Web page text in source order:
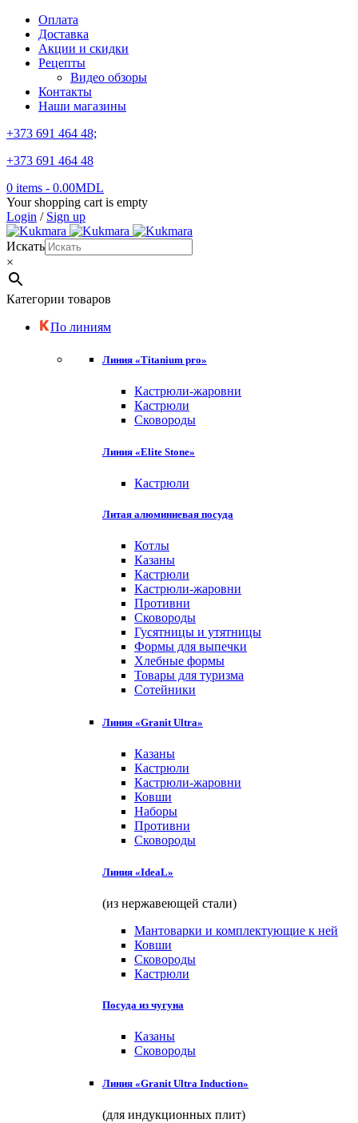
Оплата
Доставка
Акции и скидки
Рецепты
Видео обзоры
Контакты
Наши магазины
+373 691 464 48;
+373 691 464 48
0 items - 0.00MDL
Your shopping cart is empty
Login / Sign up
Искать
×
Категории товаров
По линиям
Линия «Titanium pro»
Кастрюли-жаровни
Кастрюли
Сковороды
Линия «Elite Stone»
Кастрюли
Литая алюминиевая посуда
Котлы
Казаны
Кастрюли
Кастрюли-жаровни
Противни
Сковороды
Гусятницы и утятницы
Формы для выпечки
Хлебные формы
Товары для туризма
Сотейники
Линия «Granit Ultra»
Казаны
Кастрюли
Кастрюли-жаровни
Ковши
Наборы
Противни
Сковороды
Линия «IdeaL»
(из нержавеющей стали)
Мантоварки и комплектующие к ней
Ковши
Сковороды
Кастрюли
Посуда из чугуна
Казаны
Сковороды
Линия «Granit Ultra Induction»
(для индукционных плит)